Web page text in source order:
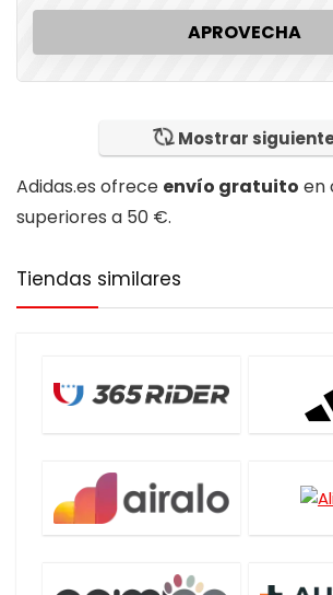
APROVECHA
Mostrar
Adidas.es ofrece envío gratuito en
superiores a 50 €.
Tiendas similares